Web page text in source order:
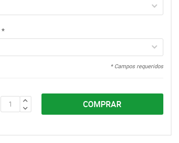
*
* Campos requeridos
COMPRAR